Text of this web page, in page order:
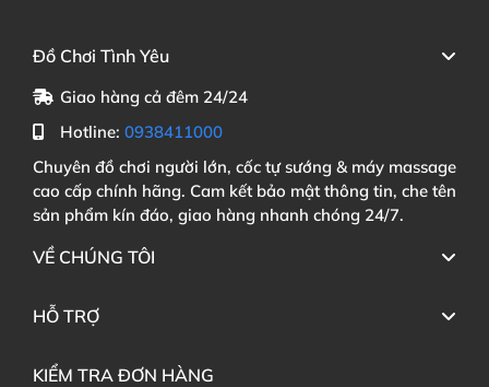
Đồ Chơi Tình Yêu
Giao hàng cả đêm 24/24
Hotline: 0938411000
Chuyên đồ chơi người lớn, cốc tự sướng & máy massage
cao cấp chính hãng. Cam kết bảo mật thông tin, che tên
sản phẩm kín đáo, giao hàng nhanh chóng 24/7.
VỀ CHÚNG TÔI
HỖ TRỢ
KIỂM TRA ĐƠN HÀNG